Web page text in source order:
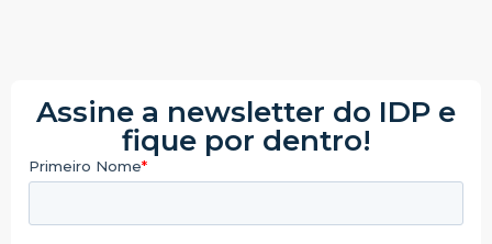
Assine a newsletter do IDP e
fique por dentro!